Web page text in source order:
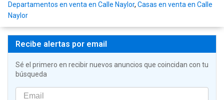
Departamentos en venta en Calle Naylor, Casas en venta en Calle
Naylor
Recibe alertas por email
Sé el primero en recibir nuevos anuncios que coincidan con tu
búsqueda